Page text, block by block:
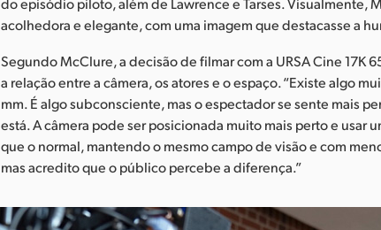
acolhedora e elegante, com uma imagem que destacasse a
Segundo McClure, a decisão de filmar com a URSA Cine 17K
a relação entre a câmera, os atores e o espaço. “Existe algo
mm. É algo subconsciente, mas o espectador se sente mais
está. A câmera pode ser posicionada muito mais perto e usar
que o normal, mantendo o mesmo campo de visão e com
mas acredito que o público percebe a diferença.”